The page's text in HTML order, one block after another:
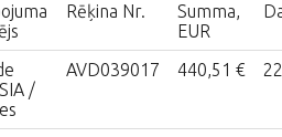
Rēķina Nr.
Summa,
EUR
/
AVD039017 440,51 €